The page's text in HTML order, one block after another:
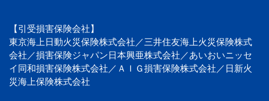
【引受損害保険会社】
東京海上日動火災保険株式会社／三井住友海上火災保険株式
会社／損害保険ジャパン日本興亜株式会社／あいおいニッセ
イ同和損害保険株式会社／ＡＩＧ損害保険株式会社／日新火
災海上保険株式会社